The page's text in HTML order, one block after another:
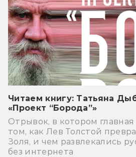
Читаем книгу: Татьяна
«Проект “Борода”»
Отрывок, в котором главная
том, как Лев Толстой
Золя, и чем развлекались
без интернета